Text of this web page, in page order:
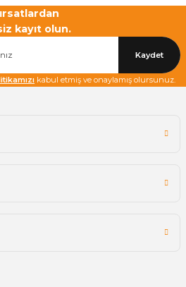
Gönder
kayıt olun.
Kaydet
kabul etmiş ve onaylamış olursunuz.